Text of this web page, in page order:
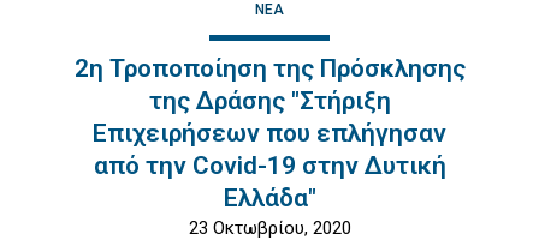
ΝΈΑ
2η Τροποποίηση της Πρόσκλησης
της Δράσης "Στήριξη
Επιχειρήσεων που επλήγησαν
από την Covid-19 στην Δυτική
Ελλάδα"
23 Οκτωβρίου, 2020